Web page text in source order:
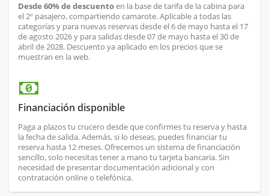
Desde 60% de descuentoen la base de tarifa de la cabina para
el 2º pasajero, compartiendo camarote. Aplicable a todas las
categorías y para nuevas reservas desde el 6 de mayo hasta el 17
de agosto 2026 y para salidas desde 07 de mayo hasta el 30 de
abril de 2028. Descuento ya aplicado en los precios que se
muestran en la web.
Financiación disponible
Paga a plazos tu crucero desde que confirmes tu reserva y hasta
la fecha de salida. Además, si lo deseas, puedes financiar tu
reserva hasta 12 meses. Ofrecemos un sistema de financiación
sencillo, solo necesitas tener a mano tu tarjeta bancaria. Sin
necesidad de presentar documentación adicional y con
contratación online o telefónica.